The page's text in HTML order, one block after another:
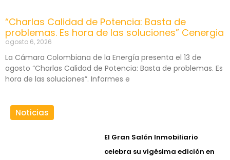
“Charlas Calidad de Potencia: Basta de
problemas. Es hora de las soluciones” Cenergia
agosto 6, 2026
La Cámara Colombiana de la Energía presenta el 13 de
agosto “Charlas Calidad de Potencia: Basta de problemas. Es
hora de las soluciones”. Informes e
Noticias
El Gran Salón Inmobiliario
celebra su vigésima edición en